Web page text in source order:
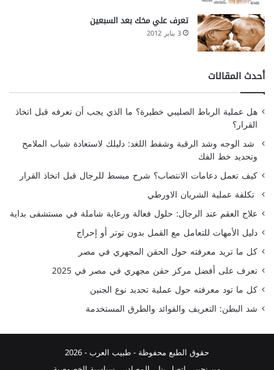
تعرف علي مخك بعد السبعين
3 يناير 2012
أحدث المقالات
هل عملية الرباط الصليبي خطيرة؟ ما الذي يجب أن تعرفه قبل اتخاذ
القرار؟
شد الوجه وشد الرقبة وشفط اللغد: دليلك لاستعادة شباب الملامح
وتحديد خط الفك
كيف تعمل دعامات الانتصاب؟ شرح مبسط للرجال قبل اتخاذ القرار
تكلفة عملية الشريان الاورطي
علاج العقم عند الرجال: حلول فعالة ورعاية شاملة في مستشفى بداية
دليل الأمهات للتعامل مع القمل بدون توتر أو إحراج
كل ما تريد معرفته حول الحقن المجهري في مصر
تعرف على أفضل مركز حقن مجهري في مصر في 2025
كل ما تود معرفته حول عملية تحديد نوع الجنين
شد البطن: التعريف والفوائد والطرق المستخدمة
حقوق الطبع محفوظة -طبيب العرب- 2026